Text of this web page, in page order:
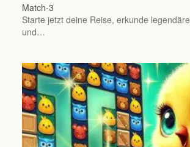
Match-3
Starte jetzt deine Reise, erkunde
und…